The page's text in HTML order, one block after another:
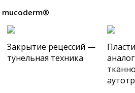
mucoderm®
Закрытие рецессий —
тунельная техника